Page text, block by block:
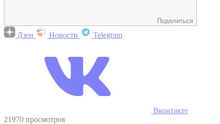
Поделиться
Дзен Новости Telegram
Вконтакте
21970 просмотров